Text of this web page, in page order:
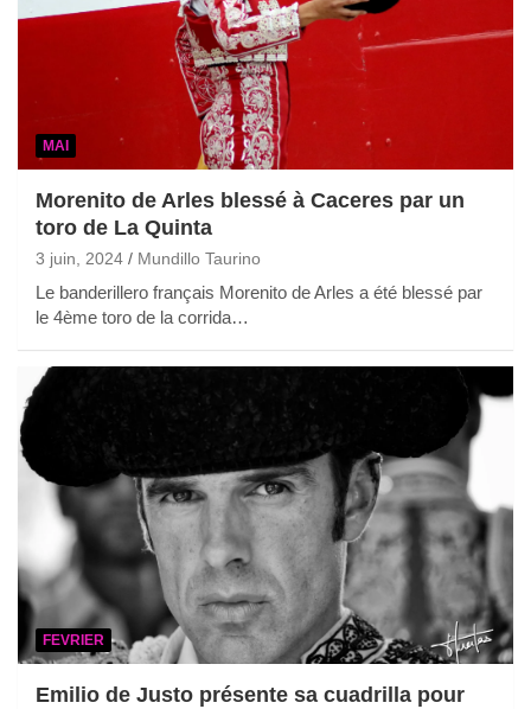
MAI
Morenito de Arles blessé à Caceres par un
toro de La Quinta
3 juin, 2024 Mundillo Taurino
Le banderillero français Morenito de Arles a été blessé par
le 4ème toro de la corrida…
FEVRIER
Emilio de Justo présente sa cuadrilla pour